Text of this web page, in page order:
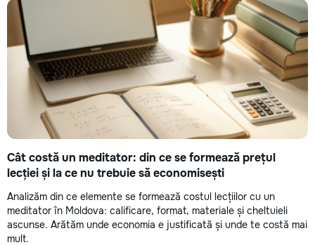
Cât costă un meditator: din ce se formează prețul
lecției și la ce nu trebuie să economisești
Analizăm din ce elemente se formează costul lecțiilor cu un
meditator în Moldova: calificare, format, materiale și cheltuieli
ascunse. Arătăm unde economia e justificată și unde te costă mai
mult.